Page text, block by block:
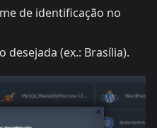
de identificação no
desejada (ex.: Brasília).